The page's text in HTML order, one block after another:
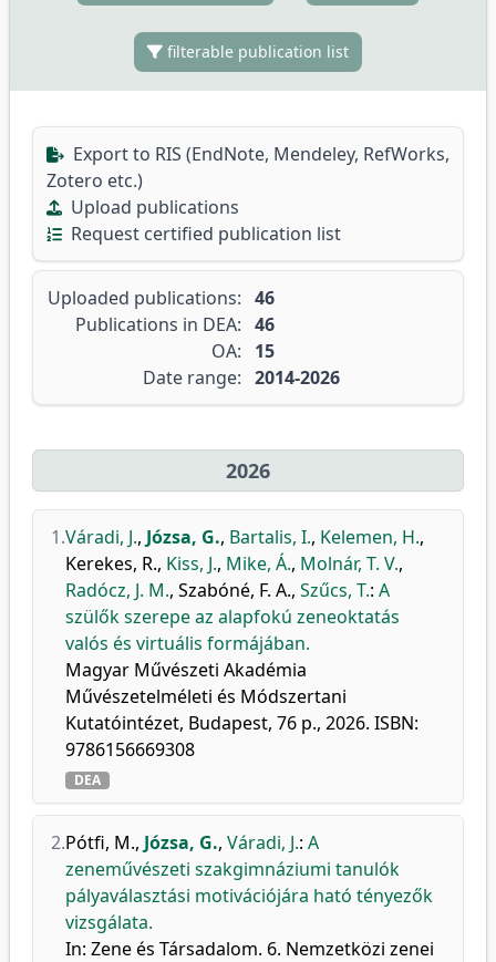
filterable publication list
Export to RIS (EndNote, Mendeley, RefWorks,
Zotero etc.)
Upload publications
Request certified publication list
Uploaded publications: 46
Publications in DEA: 46
OA:
15
Date range: 2014-2026
2026
1.Váradi, J., Józsa, G., Bartalis, I., Kelemen, H.,
Kerekes, R., Kiss, J., Mike, Á., Molnár, T. V.,
Radócz, J. M., Szabóné, F. A., Szűcs, T.: A
szülők szerepe az alapfokú zeneoktatás
valós és virtuális formájában.
Magyar Művészeti Akadémia
Művészetelméleti és Módszertani
Kutatóintézet, Budapest, 76 p., 2026. ISBN:
9786156669308
DEA
2.Pótfi, M., Józsa, G., Váradi, J.: A
zeneművészeti szakgimnáziumi tanulók
pályaválasztási motivációjára ható tényezők
vizsgálata.
In: Zene és Társadalom. 6. Nemzetközi zenei